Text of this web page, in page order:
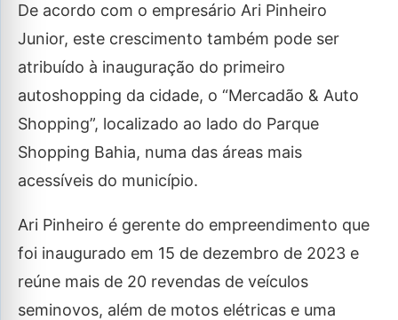
De acordo com o empresário Ari Pinheiro
Junior, este crescimento também pode ser
atribuído à inauguração do primeiro
autoshopping da cidade, o “Mercadão & Auto
Shopping”, localizado ao lado do Parque
Shopping Bahia, numa das áreas mais
acessíveis do município.
Ari Pinheiro é gerente do empreendimento que
foi inaugurado em 15 de dezembro de 2023 e
reúne mais de 20 revendas de veículos
seminovos, além de motos elétricas e uma